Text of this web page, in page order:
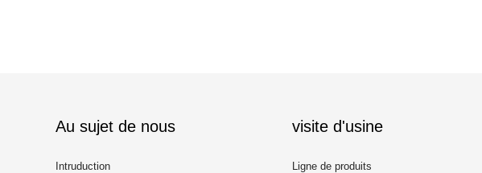
Au sujet de nous
Intruduction
visite d'usine
Ligne de produits